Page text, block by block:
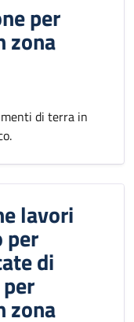
per
zona
di terra in
lavori
per
di
zona